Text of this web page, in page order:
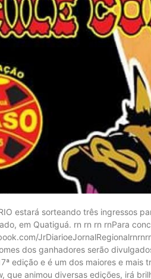
estará sorteando três ingressos
em Quatiguá. rn rn rn rnPara
dos ganhadores serão
edição e é um dos maiores e
que animou diversas edições, irá